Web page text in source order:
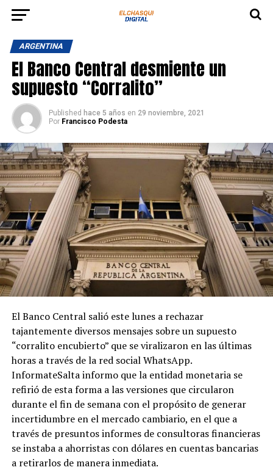
ARGENTINA
El Banco Central desmiente un
supuesto “Corralito”
Published hace 5 años en 29 noviembre, 2021
Por Francisco Podesta
El Banco Central salió este lunes a rechazar
tajantemente diversos mensajes sobre un supuesto
“corralito encubierto” que se viralizaron en las últimas
horas a través de la red social WhatsApp.
InformateSalta informo que la entidad monetaria se
refirió de esta forma a las versiones que circularon
durante el fin de semana con el propósito de generar
incertidumbre en el mercado cambiario, en el que a
través de presuntos informes de consultoras financieras
se instaba a ahorristas con dólares en cuentas bancarias
a retirarlos de manera inmediata.